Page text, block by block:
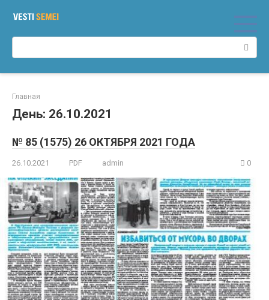
Главная
День: 26.10.2021
№ 85 (1575) 26 ОКТЯБРЯ 2021 ГОДА
26.10.2021 PDF admin 0